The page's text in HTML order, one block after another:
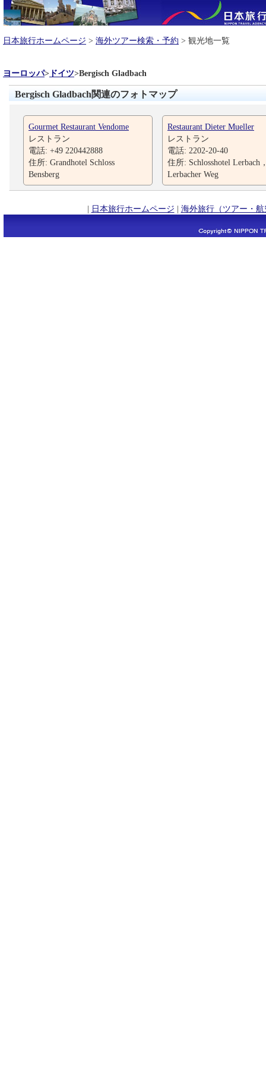
日本旅行ホームページ > 海外ツアー検索・予約 > 観光地一覧
ヨーロッパ> ドイツ>Bergisch Gladbach
Bergisch Gladbach関連のフォトマップ
Gourmet Restaurant Vendome
レストラン
電話: +49 220442888
住所: Grandhotel Schloss
Bensberg
Restaurant Dieter Mueller
レストラン
電話: 2202-20-40
住所: Schlosshotel Lerbach
Lerbacher Weg
| 日本旅行ホームページ | 海外旅行（ツアー・航